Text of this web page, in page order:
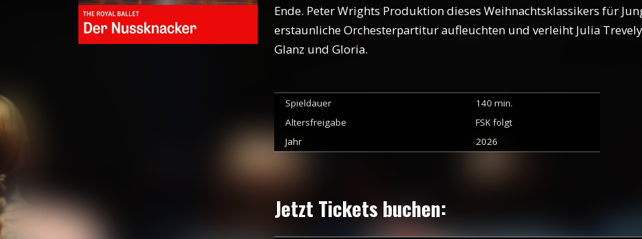
Ende. Peter Wrights Produktion dieses Weihnachtsklassikers für
erstaunliche Orchesterpartitur aufleuchten und verleiht Julia
Glanz und Gloria.
Spieldauer 140 min.
Altersfreigabe
FSK folgt
Jahr
2026
Jetzt Tickets buchen: